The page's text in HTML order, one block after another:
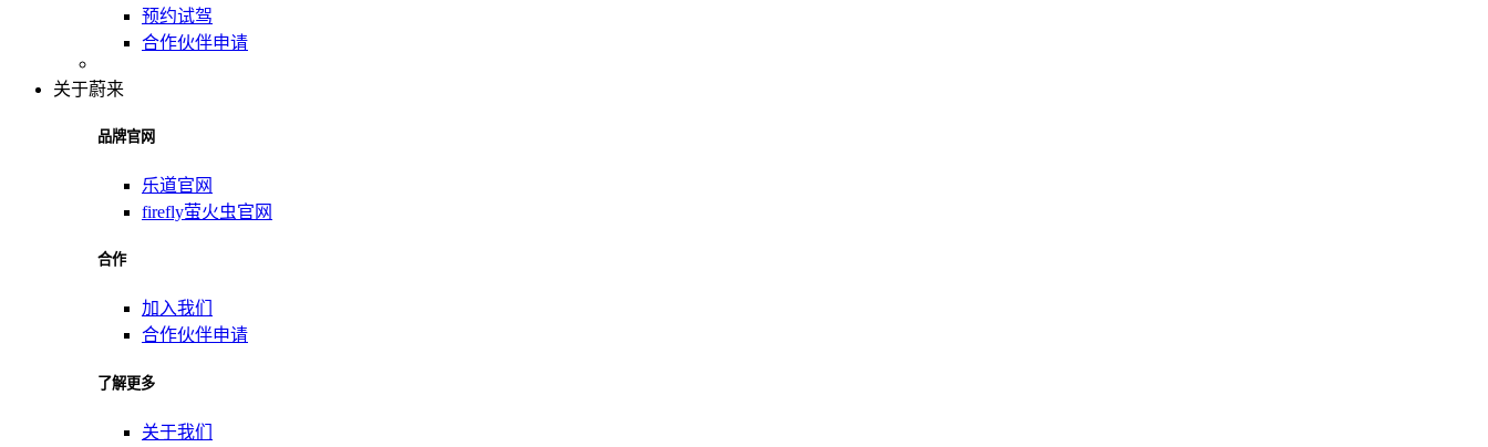
预约试驾
合作伙伴申请
关于蔚来
品牌官网
乐道官网
firefly萤火虫官网
合作
加入我们
合作伙伴申请
了解更多
关于我们